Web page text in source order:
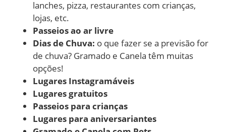
lanches, pizza, restaurantes com crianças,
lojas, etc.
Passeios ao ar livre
Dias de Chuva: o que fazer se a previsão for
de chuva? Gramado e Canela têm muitas
opções!
Lugares Instagramáveis
Lugares gratuitos
Passeios para crianças
Lugares para aniversariantes